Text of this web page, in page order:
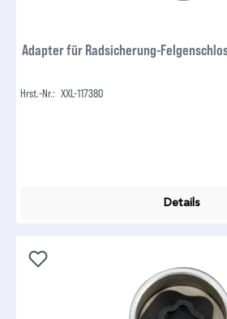
Adapter für Radsicherung-
Hrst.-Nr.: XXL-117380
Details